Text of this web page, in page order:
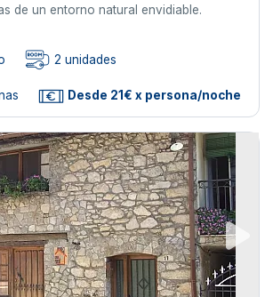
de un entorno natural envidiable.
2 unidades
Desde 21€ x persona/noche